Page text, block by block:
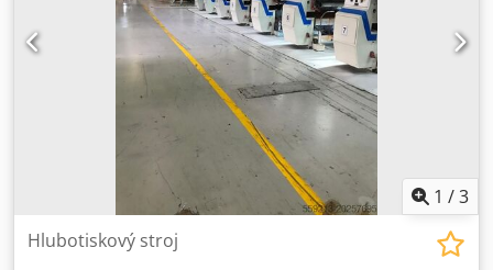
1 /3
Hlubotiskový stroj